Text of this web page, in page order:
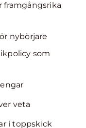
framgångsrika
nybörjare
som
veta
i toppskick